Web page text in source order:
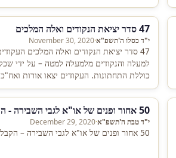
47 סדר יציאת הנקודים ואלה המלכים
י"ד כסלו ה'תשפ"א·
November 30, 2020
47 סדר יציאת הנקודים ואלה המלכים
למעלה והנקודים מלמעלה למטה – על ידי
כוללת התחתונות. העקודים יצאו אורות
וחזרה…
50 אחור ופנים של או"א לגבי השבירה - הקבלה כמדע
י"ד טבת ה'תשפ"א·
December 29, 2020
50 אחור ופנים של או"א לגבי השבירה – הקבלה כמדע